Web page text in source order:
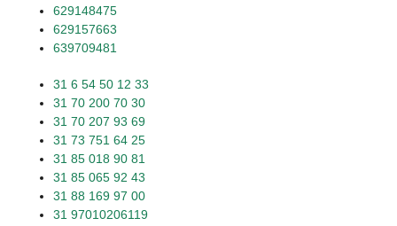
629148475
629157663
639709481
31 6 54 50 12 33
31 70 200 70 30
31 70 207 93 69
31 73 751 64 25
31 85 018 90 81
31 85 065 92 43
31 88 169 97 00
31 97010206119